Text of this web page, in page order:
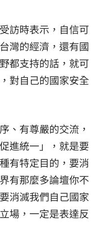
訪時表示，自信可
灣的經濟，還有國
都支持的話，就可
對自己的國家安全
、有尊嚴的交流，
進統一」，就是要
有特定目的，要消
有那麼多論壇你不
消滅我們自己國家
場，一定是表達反